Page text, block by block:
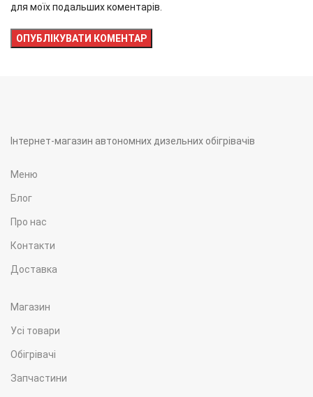
для моїх подальших коментарів.
Інтернет-магазин автономних дизельних обігрівачів
Меню
Блог
Про нас
Контакти
Доставка
Магазин
Усі товари
Обігрівачі
Запчастини